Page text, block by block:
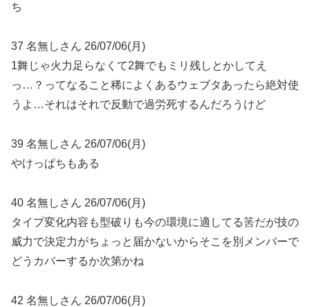
ち
37 名無しさん 26/07/06(月)
1舞じゃ火力足らなくて2舞でもミリ残しとかしてえ
っ…？ってなること稀によくあるウェブタあったら絶対使
うよ…それはそれで反動で過労死するんだろうけど
39 名無しさん 26/07/06(月)
やけっぱちもある
40 名無しさん 26/07/06(月)
タイプ変化内容も型破りも今の環境に適してる筈だが技の
威力で決定力がちょっと届かないからそこを別メンバーで
どうカバーするか次第かね
42 名無しさん 26/07/06(月)